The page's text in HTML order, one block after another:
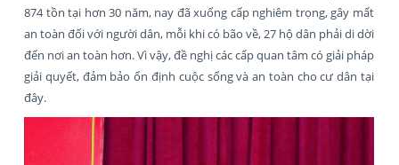
874 tồn tại hơn 30 năm, nay đã xuống cấp nghiêm trọng, gây mất
an toàn đối với người dân, mỗi khi có bão về, 27 hộ dân phải di dời
đến nơi an toàn hơn. Vì vậy, đề nghị các cấp quan tâm có giải pháp
giải quyết, đảm bảo ổn định cuộc sống và an toàn cho cư dân tại
đây.